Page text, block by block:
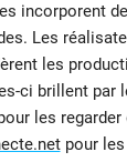
incorporent
Les
les
ci brillent par
les
pour les